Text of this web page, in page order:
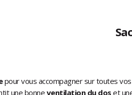
pour vous accompagner sur toutes vos
une bonne ventilation du dos et